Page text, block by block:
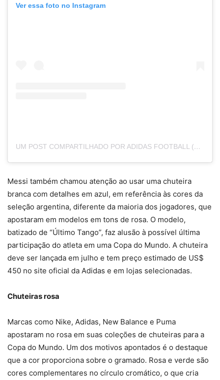
Ver essa foto no Instagram
UM POST COMPARTILHADO POR ADIDAS FOOTBALL (@ADIDASFOOTBALL)
Messi também chamou atenção ao usar uma chuteira
branca com detalhes em azul, em referência às cores da
seleção argentina, diferente da maioria dos jogadores, que
apostaram em modelos em tons de rosa. O modelo,
batizado de “Último Tango”, faz alusão à possível última
participação do atleta em uma Copa do Mundo. A chuteira
deve ser lançada em julho e tem preço estimado de US$
450 no site oficial da Adidas e em lojas selecionadas.
Chuteiras rosa
Marcas como Nike, Adidas, New Balance e Puma
apostaram no rosa em suas coleções de chuteiras para a
Copa do Mundo. Um dos motivos apontados é o destaque
que a cor proporciona sobre o gramado. Rosa e verde são
cores complementares no círculo cromático, o que cria